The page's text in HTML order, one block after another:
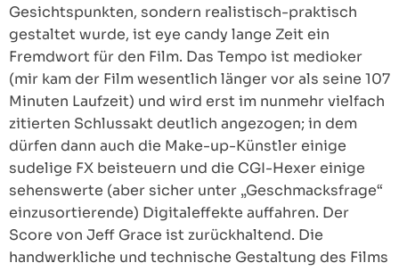
Gesichtspunkten, sondern realistisch-praktisch
gestaltet wurde, ist eye candy lange Zeit ein
Fremdwort für den Film. Das Tempo ist medioker
(mir kam der Film wesentlich länger vor als seine 107
Minuten Laufzeit) und wird erst im nunmehr vielfach
zitierten Schlussakt deutlich angezogen; in dem
dürfen dann auch die Make-up-Künstler einige
sudelige FX beisteuern und die CGI-Hexer einige
sehenswerte (aber sicher unter „Geschmacksfrage“
einzusortierende) Digitaleffekte auffahren. Der
Score von Jeff Grace ist zurückhaltend. Die
handwerkliche und technische Gestaltung des Films